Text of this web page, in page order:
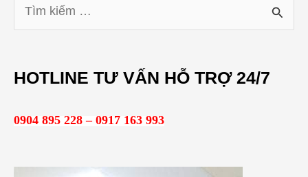
i
m
HOTLINE TƯ VẤN HỖ TRỢ 24/7
0904 895 228 – 0917 163 993